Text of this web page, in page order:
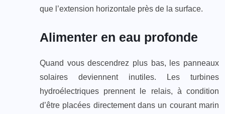
que l’extension horizontale près de la surface.
Alimenter en eau profonde
Quand vous descendrez plus bas, les panneaux
solaires deviennent inutiles. Les turbines
hydroélectriques prennent le relais, à condition
d’être placées directement dans un courant marin